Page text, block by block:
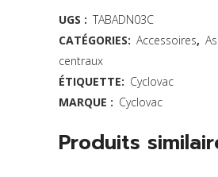
turbo
avec
roulettes
-
11
UGS : TABADN03C
CATÉGORIES: Accessoires,
centraux
ÉTIQUETTE: Cyclovac
MARQUE : Cyclovac
Produits